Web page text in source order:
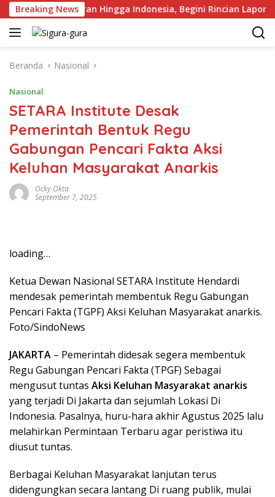
Langsung
ke
konten
Breaking News
Pengangguran Hingga Indonesia, Begini Rincian Laporan BPS
Beranda Nasional
Nasional
SETARA Institute Desak
Pemerintah Bentuk Regu
Gabungan Pencari Fakta Aksi
Keluhan Masyarakat Anarkis
Ocky Okta
September 7, 2025
loading…
Ketua Dewan Nasional SETARA Institute Hendardi
mendesak pemerintah membentuk Regu Gabungan
Pencari Fakta (TGPF) Aksi Keluhan Masyarakat anarkis.
Foto/SindoNews
JAKARTA – Pemerintah didesak segera membentuk
Regu Gabungan Pencari Fakta (TPGF) Sebagai
mengusut tuntas Aksi Keluhan Masyarakat anarkis
yang terjadi Di Jakarta dan sejumlah Lokasi Di
Indonesia. Pasalnya, huru-hara akhir Agustus 2025 lalu
melahirkan Permintaan Terbaru agar peristiwa itu
diusut tuntas.
Berbagai Keluhan Masyarakat lanjutan terus
didengungkan secara lantang Di ruang publik, mulai